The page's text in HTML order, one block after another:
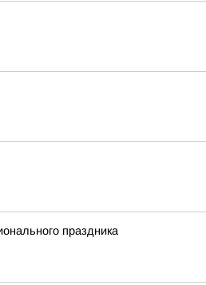
праздника